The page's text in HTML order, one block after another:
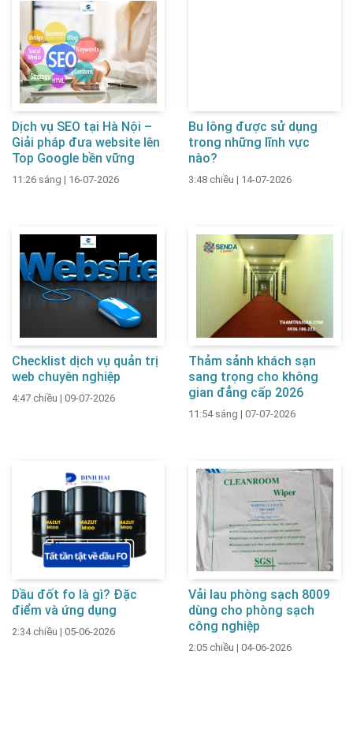
Dịch vụ SEO tại Hà Nội –
Giải pháp đưa website lên
Top Google bền vững
11:26 sáng | 16-07-2026
Bu lông được sử dụng
trong những lĩnh vực
nào?
3:48 chiều | 14-07-2026
Checklist dịch vụ quản trị
web chuyên nghiệp
4:47 chiều | 09-07-2026
Thảm sảnh khách sạn
sang trọng cho không
gian đẳng cấp 2026
11:54 sáng | 07-07-2026
Dầu đốt fo là gì? Đặc
điểm và ứng dụng
2:34 chiều | 05-06-2026
Vải lau phòng sạch 8009
dùng cho phòng sạch
công nghiệp
2:05 chiều | 04-06-2026